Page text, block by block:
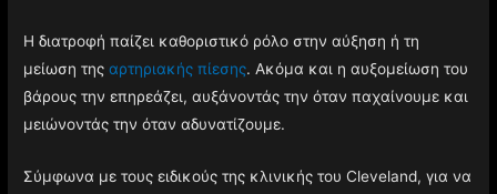
Η διατροφή παίζει καθοριστικό ρόλο στην αύξηση ή τη
μείωση τηςαρτηριακής πίεσης. Ακόμα και η αυξομείωση του
βάρους την επηρεάζει, αυξάνοντάς την όταν παχαίνουμε και
μειώνοντάς την όταν αδυνατίζουμε.
Σύμφωνα με τους ειδικούς της κλινικής του Cleveland, για να